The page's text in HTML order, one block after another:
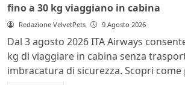
fino a 30 kg viaggiano in cabina
Redazione VelvetPets 9 Agosto 2026
Dal 3 agosto 2026 ITA Airways
kg di viaggiare in cabina senza
imbracatura di sicurezza. Scopri